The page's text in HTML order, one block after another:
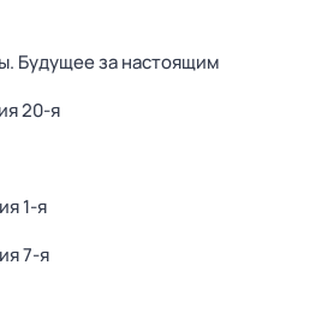
Будущее за настоящим
20-я
1-я
7-я